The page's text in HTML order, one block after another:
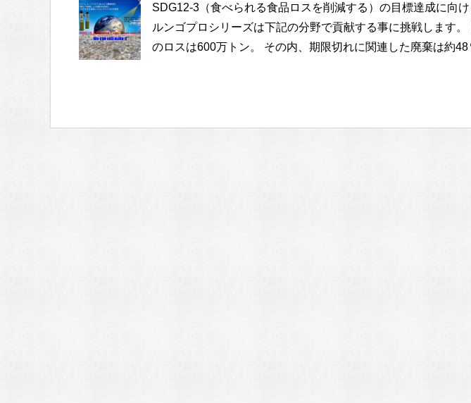
SDG12-3（食べられる食品ロスを削減する）の目標達成に向
ルンゴプロシリーズは下記の分野で貢献する事に挑戦します
のロスは600万トン。 その内、期限切れに関連した廃棄は約